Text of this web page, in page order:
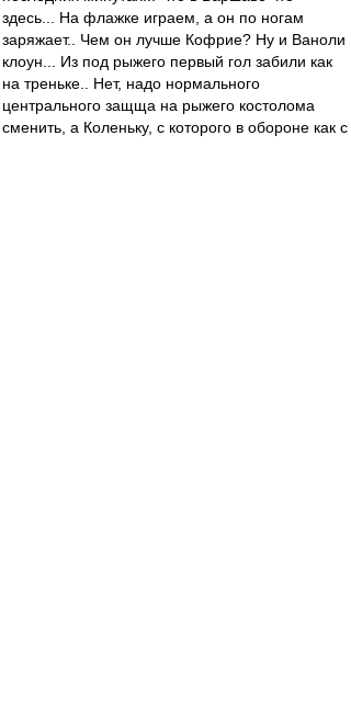
здесь... На флажке играем, а он по ногам
заряжает.. Чем он лучше Кофрие? Ну и Ваноли
клоун... Из под рыжего первый гол забили как
на треньке.. Нет, надо нормального
центрального защща на рыжего костолома
сменить, а Коленьку, с которого в обороне как с